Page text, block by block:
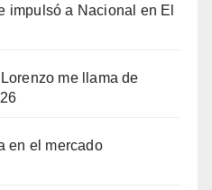
impulsó a Nacional en El
me llama de
en el mercado